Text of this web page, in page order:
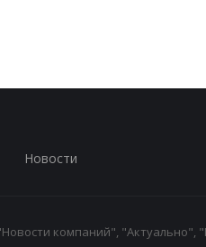
Новости
компаний", "Актуально",